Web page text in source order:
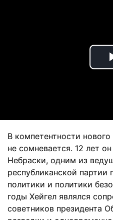
В компетентности
не сомневается. 12 лет
Небраски, одним из
республиканской
политики и политики
годы Хейгел являлся
советников президента